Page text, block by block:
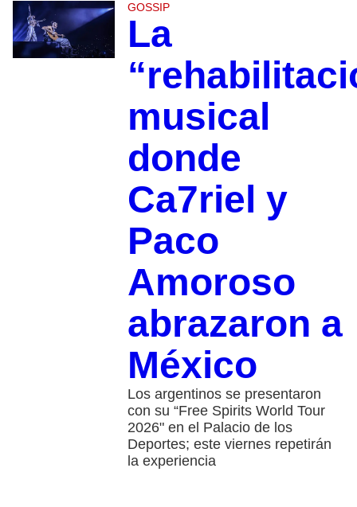
GOSSIP
La
musical
donde
Ca7riel y
Paco
Amoroso
abrazaron a
México
Los argentinos se presentaron
con su “Free Spirits World Tour
2026" en el Palacio de los
Deportes; este viernes repetirán
la experiencia